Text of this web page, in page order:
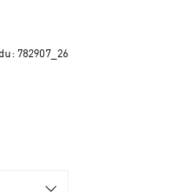
782907_26